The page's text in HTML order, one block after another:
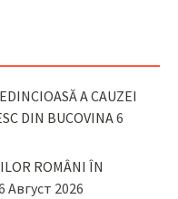
A CAUZEI
DIN BUCOVINA6
ROMÂNI ÎN
Август 2026